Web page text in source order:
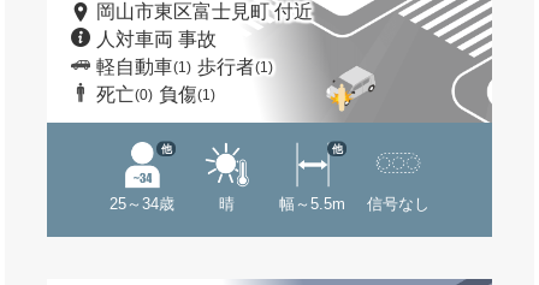
岡山市東区富士見町 付近
人対車両 事故
軽自動車(1) 歩行者(1)
死亡(0) 負傷(1)
25～34歳
他
晴 幅～5.5m
他
信号なし